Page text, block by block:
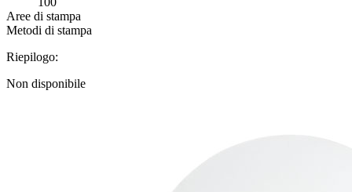
Aree di stampa
Metodi di stampa
Riepilogo:
Non disponibile